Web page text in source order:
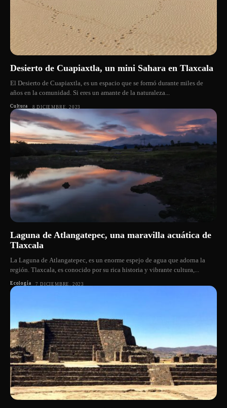
Desierto de Cuapiaxtla, un mini Sahara en Tlaxcala
El Desierto de Cuapiaxtla, es un espacio que se formó durante miles de
años en la comunidad. Si eres un amante de la naturaleza...
Cultura 8 DICIEMBRE, 2023
Laguna de Atlangatepec, una maravilla acuática de
Tlaxcala
La Laguna de Atlangatepec, es un enorme espejo de agua que adorna la
región. Tlaxcala, es conocido por su rica historia y vibrante cultura,...
Ecología 7 DICIEMBRE, 2023